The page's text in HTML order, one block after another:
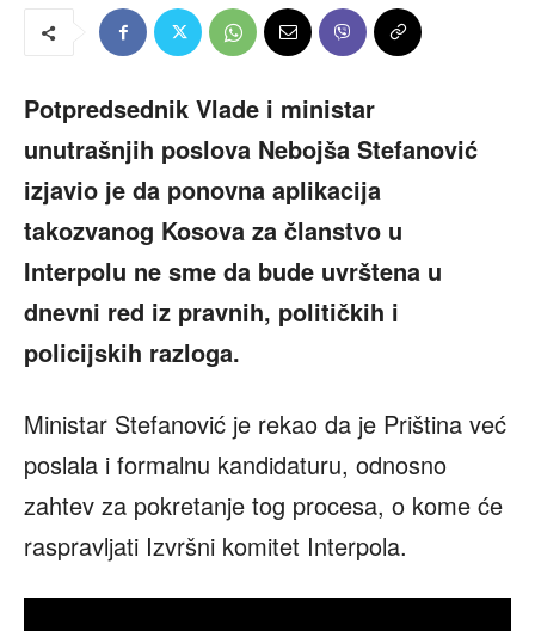
Potpredsednik Vlade i ministar
unutrašnjih poslova Nebojša Stefanović
izjavio je da ponovna aplikacija
takozvanog Kosova za članstvo u
Interpolu ne sme da bude uvrštena u
dnevni red iz pravnih, političkih i
policijskih razloga.
Ministar Stefanović je rekao da je Priština već
poslala i formalnu kandidaturu, odnosno
zahtev za pokretanje tog procesa, o kome će
raspravljati Izvršni komitet Interpola.